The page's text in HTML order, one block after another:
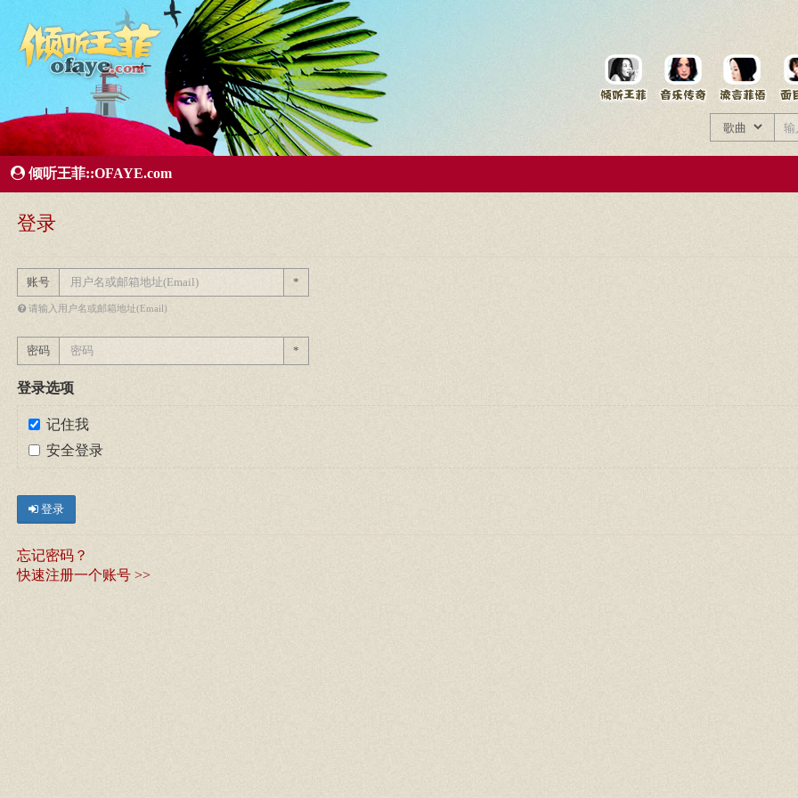
有歌曲专辑
王菲新闻王菲的精美图片王菲精彩视频王菲论坛给王菲留言用户中心王菲资料档案
倾听王菲::OFAYE.com
登录
账号 *
请输入用户名或邮箱地址(Email)
密码 *
登录选项
记住我
安全登录
登录
忘记密码？
快速注册一个账号 >>